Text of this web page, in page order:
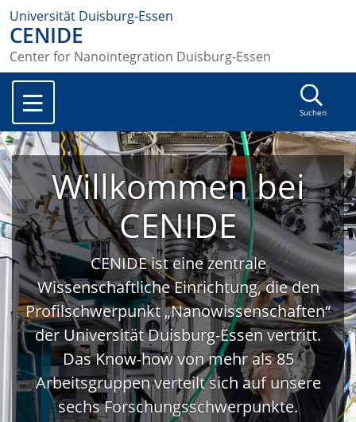
Universität Duisburg-Essen
CENIDE
Center for Nanointegration Duisburg-Essen
Suchen
Willkommen bei
CENIDE
CENIDE ist eine zentrale
Wissenschaftliche Einrichtung, die den
Profilschwerpunkt „Nanowissenschaften“
der Universität Duisburg-Essen vertritt.
Das Know-how von mehr als 85
Arbeitsgruppen verteilt sich auf unsere
sechs Forschungsschwerpunkte.